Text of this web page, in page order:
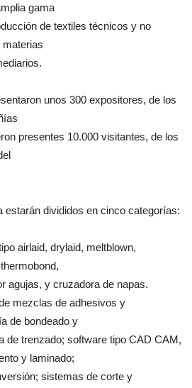
gama
de textiles técnicos y no
unos 300 expositores, de los
presentes 10.000 visitantes, de los
estarán divididos en cinco categorías:
airlaid, drylaid, meltblown,
agujas, y cruzadora de napas.
mezclas de adhesivos y
de bondeado y
de trenzado; software tipo CAD CAM,
y laminado;
sistemas de corte y